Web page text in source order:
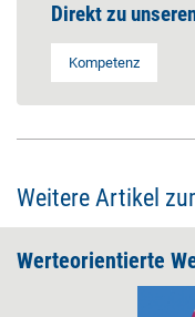
Direkt zu
Kompetenz
Weitere Artikel
Werteorientierte